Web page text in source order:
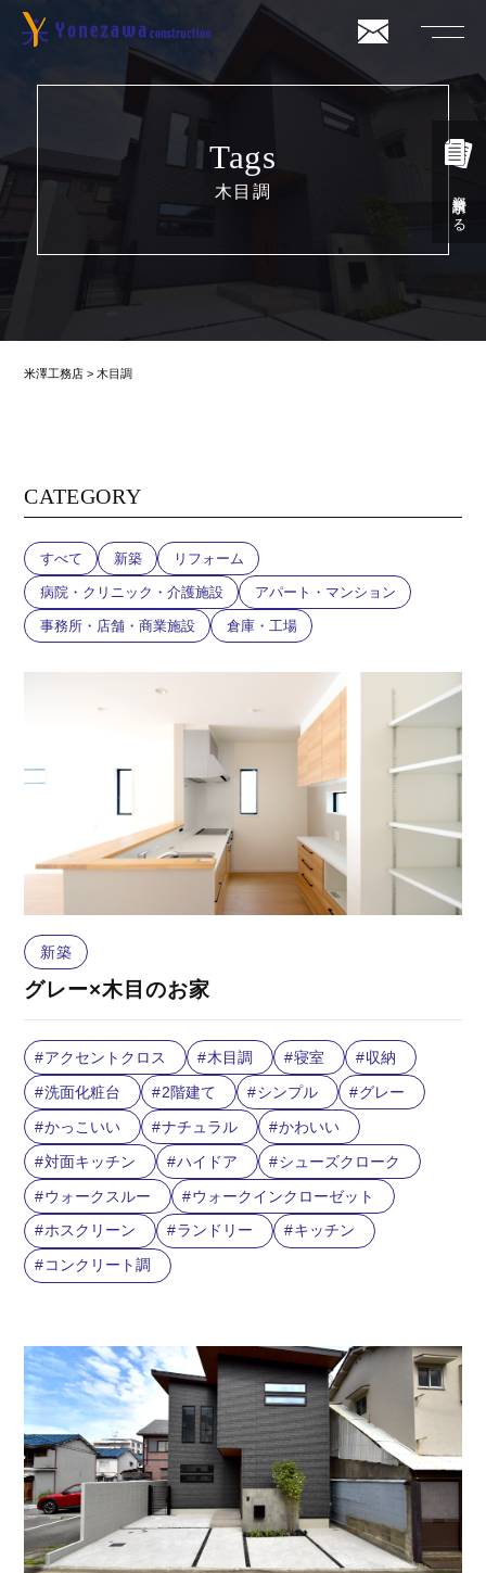
資料請求する
Tags
木目調
米澤工務店 >木目調
CATEGORY
すべて 新築 リフォーム
病院・クリニック・介護施設 アパート・マンション
事務所・店舗・商業施設 倉庫・工場
新築
グレー×木目のお家
アクセントクロス 木目調 寝室
収納
洗面化粧台
2階建て シンプル
グレー
かっこいい
ナチュラル
かわいい
対面キッチン
ハイドア
シューズクローク
ウォークスルー
ウォークインクローゼット
ホスクリーン
ランドリー
キッチン
コンクリート調